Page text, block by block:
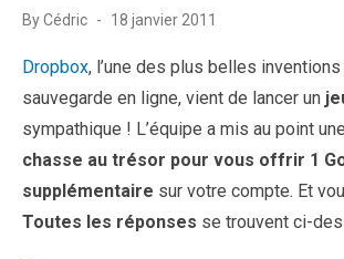
ByCédric
Posted
18 janvier 2011
Dropbox, l’une des plus belles
sauvegarde en ligne, vient de lancer un
sympathique ! L’équipe a mis au point
chasse au trésor pour vous offrir 1
supplémentaire sur votre compte. Et
Toutes les réponses se trouvent ci-